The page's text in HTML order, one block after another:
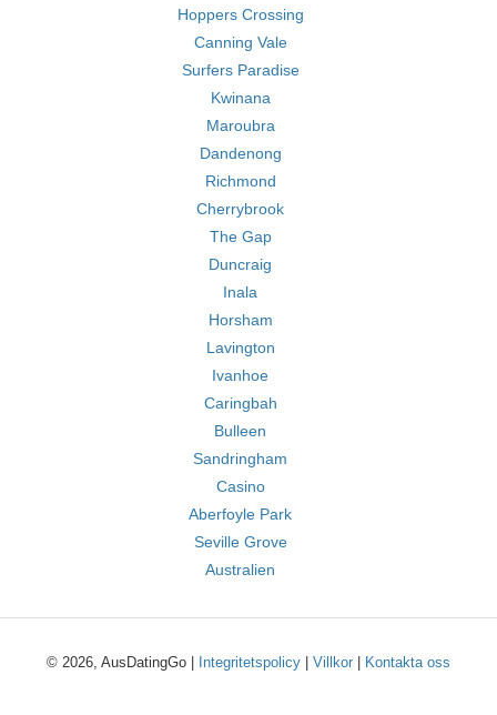
Hoppers Crossing
Canning Vale
Surfers Paradise
Kwinana
Maroubra
Dandenong
Richmond
Cherrybrook
The Gap
Duncraig
Inala
Horsham
Lavington
Ivanhoe
Caringbah
Bulleen
Sandringham
Casino
Aberfoyle Park
Seville Grove
Australien
© 2026, AusDatingGo | Integritetspolicy Villkor Kontakta oss